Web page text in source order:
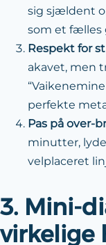
sig sjældent
som et fælles
Respekt for
akavet, men
perfekte
Pas på over-
minutter,
velplaceret
3. Mini-
virkelige